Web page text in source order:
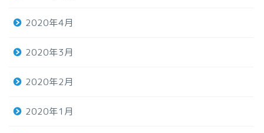
2020年4月
2020年3月
2020年2月
2020年1月